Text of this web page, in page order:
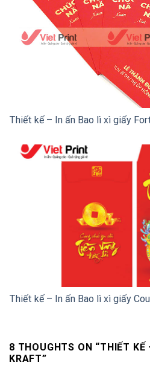
Thiết kế – In ấn Bao lì xì giấy
Thiết kế – In ấn Bao lì xì giấy
8 THOUGHTS ON “THIẾT KẾ
KRAFT”